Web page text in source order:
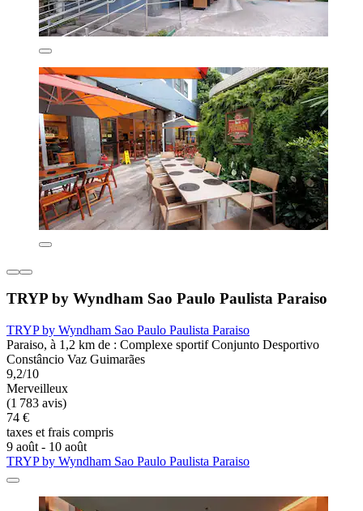
TRYP by Wyndham Sao Paulo Paulista Paraiso
TRYP by Wyndham Sao Paulo Paulista Paraiso
Paraiso, à 1,2 km de : Complexe sportif Conjunto Desportivo
Constâncio Vaz Guimarães
9,2/10
Merveilleux
(1 783 avis)
74 €
taxes et frais compris
9 août - 10 août
TRYP by Wyndham Sao Paulo Paulista Paraiso